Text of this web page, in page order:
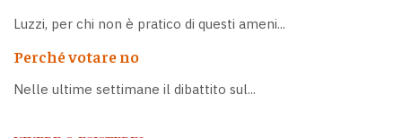
Luzzi, per chi non è pratico di questi ameni...
Perché votare no
Nelle ultime settimane il dibattito sul...